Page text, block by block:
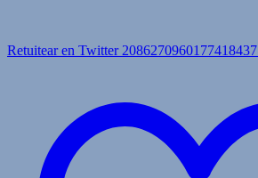
Retuitear en Twitter 2086270960177418437